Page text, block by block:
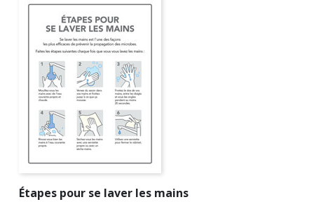
Étapes pour se laver les mains